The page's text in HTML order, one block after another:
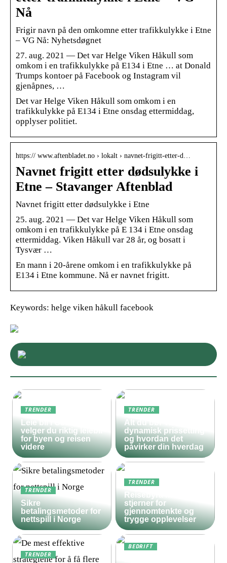
Nå
Frigir navn på den omkomne etter trafikkulykke i Etne
– VG Nå: Nyhetsdøgnet
27. aug. 2021 — Det var Helge Viken Håkull som
omkom i en trafikkulykke på E134 i Etne … at Donald
Trumps kontoer på Facebook og Instagram vil
gjenåpnes, …
Det var Helge Viken Håkull som omkom i en
trafikkulykke på E134 i Etne onsdag ettermiddag,
opplyser politiet.
https:// www.aftenbladet.no › lokalt › navnet-frigitt-etter-d…
Navnet frigitt etter dødsulykke i
Etne – Stavanger Aftenblad
Navnet frigitt etter dødsulykke i Etne
25. aug. 2021 — Det var Helge Viken Håkull som
omkom i en trafikkulykke på E 134 i Etne onsdag
ettermiddag. Viken Håkull var 28 år, og bosatt i
Tysvær …
En mann i 20-årene omkom i en trafikkulykke på
E134 i Etne kommune. Nå er navnet frigitt.
Keywords: helge viken håkull facebook
TRENDER
Leie bil i Oslo – slik
velger du riktig leiebil
for byen og reisen
videre
TRENDER
Alt du bør vite om
dynamisk prissetting
og hvordan det
påvirker din hverdag
TRENDER
Sikre
betalingsmetoder for
nettspill i Norge
TRENDER
Reisebyrå med 5
stjerner for
gjennomtenkte og
trygge opplevelser
TRENDER
BEDRIFT